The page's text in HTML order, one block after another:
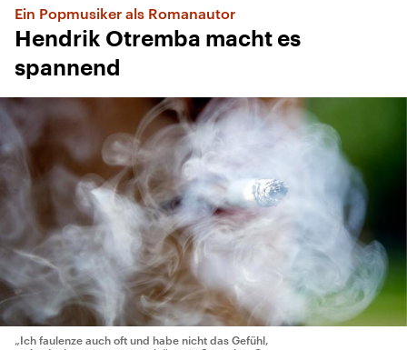
Ein Popmusiker als Romanautor
Hendrik Otremba macht es
spannend
„Ich faulenze auch oft und habe nicht das Gefühl,